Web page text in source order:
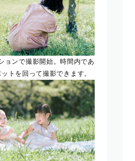
ョンで撮影開始。時間内であ
トを回って撮影できます。